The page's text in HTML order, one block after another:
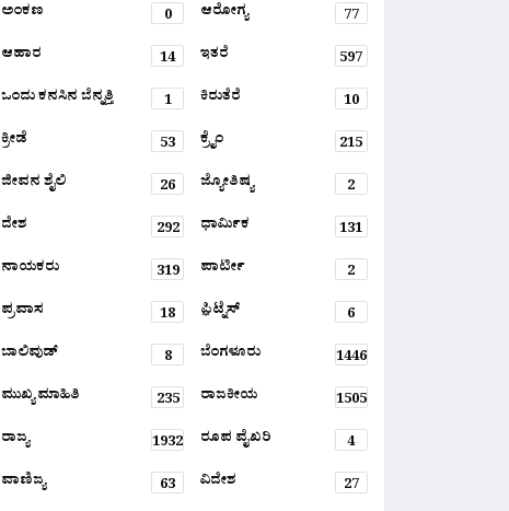
ಅಂಕಣ
0 ಆರೋಗ್ಯ
77
ಆಹಾರ
14 ಇತರೆ
597
ಒಂದು ಕನಸಿನ ಬೆನ್ನತ್ತಿ
1 ಕಿರುತೆರೆ
10
ಕ್ರೀಡೆ
53 ಕ್ರೈಂ
215
ಜೀವನ ಶೈಲಿ
26 ಜ್ಯೋತಿಷ್ಯ
2
ದೇಶ
292 ಧಾರ್ಮಿಕ
131
ನಾಯಕರು
319 ಪಾರ್ಟೀ
2
ಪ್ರವಾಸ
18 ಫ಼ಿಟ್ನೆಸ್
6
ಬಾಲಿವುಡ್
8 ಬೆಂಗಳೂರು
1446
ಮುಖ್ಯ ಮಾಹಿತಿ
235 ರಾಜಕೀಯ
1505
ರಾಜ್ಯ
1932 ರೂಪ ವೈಖರಿ
4
ವಾಣಿಜ್ಯ
63 ವಿದೇಶ
27